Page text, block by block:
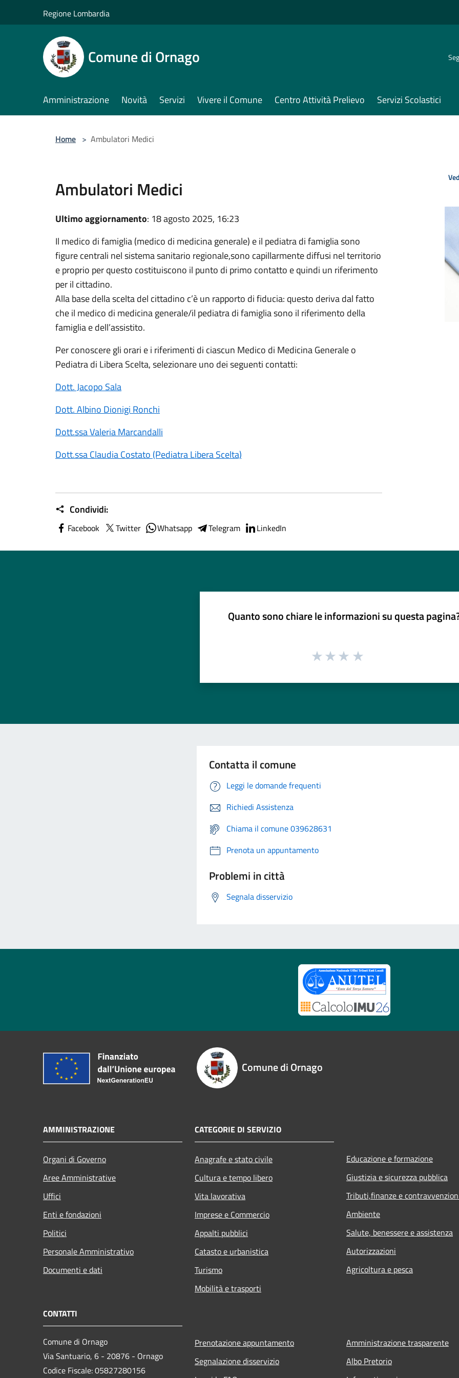
Regione Lombardia
Comune di Ornago
Amministrazione Novità Servizi Vivere il Comune Centro Attività Prelievo Servizi Scolastici
Home > Ambulatori Medici
Ambulatori Medici
Ultimo aggiornamento: 18 agosto 2025, 16:23
Il medico di famiglia (medico di medicina generale) e il pediatra di famiglia sono
figure centrali nel sistema sanitario regionale,sono capillarmente diffusi nel territorio
e proprio per questo costituiscono il punto di primo contatto e quindi un riferimento
per il cittadino.
Alla base della scelta del cittadino c’è un rapporto di fiducia: questo deriva dal fatto
che il medico di medicina generale/il pediatra di famiglia sono il riferimento della
famiglia e dell’assistito.
Per conoscere gli orari e i riferimenti di ciascun Medico di Medicina Generale o
Pediatra di Libera Scelta, selezionare uno dei seguenti contatti:
Dott. Jacopo Sala
Dott. Albino Dionigi Ronchi
Dott.ssa Valeria Marcandalli
Dott.ssa Claudia Costato (Pediatra Libera Scelta)
Condividi:
Facebook Twitter Whatsapp Telegram LinkedIn
Quanto sono chiare le informazioni su questa
Contatta il comune
Leggi le domande frequenti
Richiedi Assistenza
Chiama il comune 039628631
Prenota un appuntamento
Problemi in città
Segnala disservizio
Comune di Ornago
AMMINISTRAZIONE
Organi di Governo
Aree Amministrative
Uffici
Enti e fondazioni
Politici
Personale Amministrativo
Documenti e dati
CATEGORIE DI SERVIZIO
Anagrafe e stato civile
Cultura e tempo libero
Vita lavorativa
Imprese e Commercio
Appalti pubblici
Catasto e urbanistica
Turismo
Mobilità e trasporti
Educazione e formazione
Giustizia e sicurezza pubblica
Tributi,finanze e
Ambiente
Salute, benessere e assistenza
Autorizzazioni
Agricoltura e pesca
CONTATTI
Comune di Ornago
Via Santuario, 6 - 20876 - Ornago
Codice Fiscale: 05827280156
Prenotazione appuntamento
Segnalazione disservizio
Amministrazione trasparente
Albo Pretorio